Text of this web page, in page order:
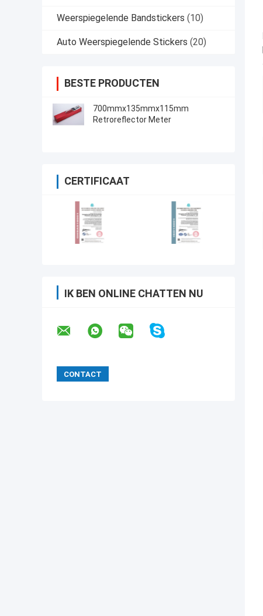
Weerspiegelende Bandstickers (10)
Auto Weerspiegelende Stickers (20)
BESTE PRODUCTEN
700mmx135mmx115mm
Retroreflector Meter
CERTIFICAAT
IK BEN ONLINE CHATTEN NU